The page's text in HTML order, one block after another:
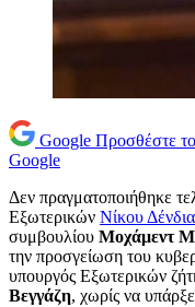
Google Προσθέστε
Google
Δεν πραγματοποιήθηκε
Εξωτερικών Νίκου Δένδια
συμβουλίου Μοχάμεντ
την προσγείωση του
υπουργός Εξωτερικών
Βεγγάζη, χωρίς να